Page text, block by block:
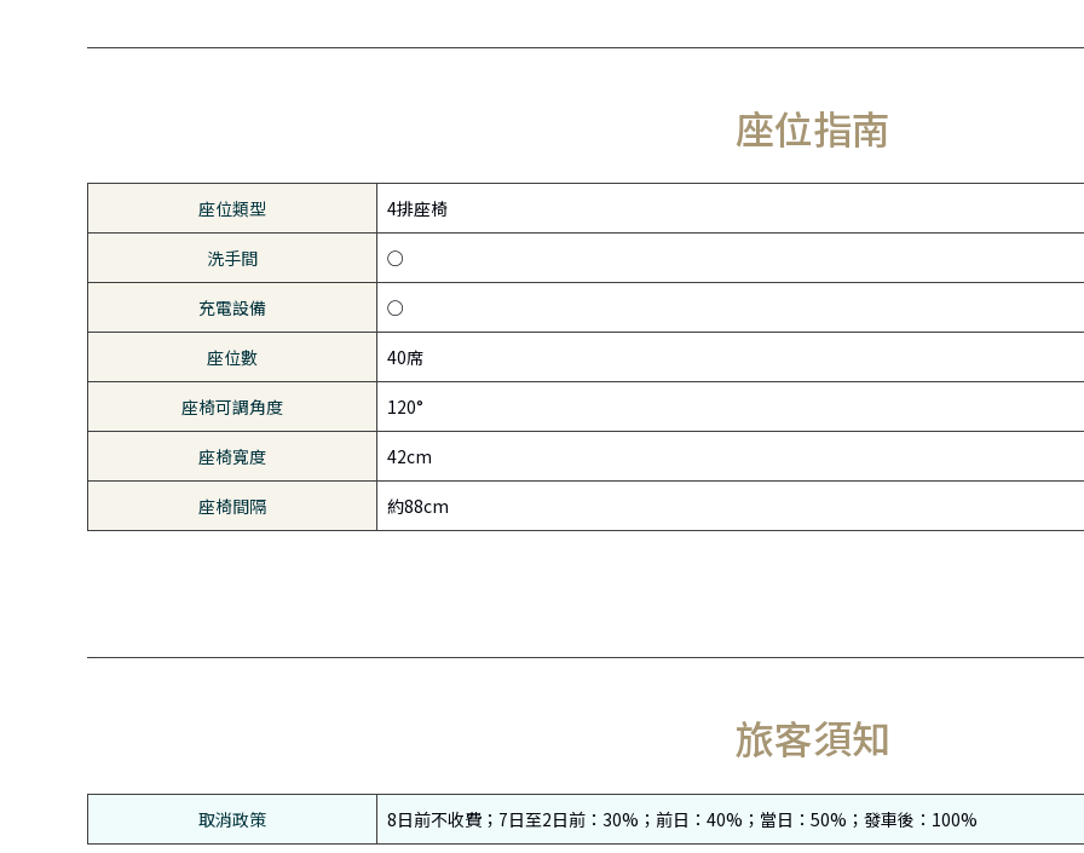
座位指南
座位類型 4排座椅
洗手間 ○
充電設備 ○
座位數 40席
座椅可調角度 120°
座椅寬度 42cm
座椅間隔 約88cm
旅客須知
取消政策 8日前不收費；7日至2日前：30%；前日：40%；當日：50%；發車後：100%